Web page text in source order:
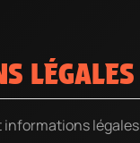
LÉGALES
informations légales